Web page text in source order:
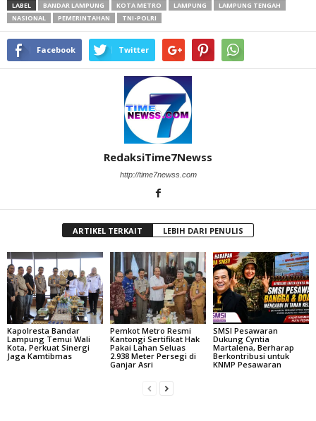
LABEL BANDAR LAMPUNG KOTA METRO LAMPUNG
LAMPUNG TENGAH
NASIONAL
PEMERINTAHAN TNI-POLRI
Facebook Twitter
RedaksiTime7Newss
http://time7newss.com
ARTIKEL TERKAIT LEBIH DARI PENULIS
Kapolresta Bandar
Lampung Temui Wali
Kota, Perkuat Sinergi
Jaga Kamtibmas
Pemkot Metro Resmi
Kantongi Sertifikat Hak
Pakai Lahan Seluas
2.938 Meter Persegi di
Ganjar Asri
SMSI Pesawaran
Dukung Cyntia
Martalena, Berharap
Berkontribusi untuk
KNMP Pesawaran